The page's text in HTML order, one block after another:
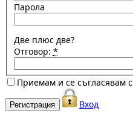
Парола
Две плюс две?
Отговор: *
Приемам и се съгласявам с
Вход